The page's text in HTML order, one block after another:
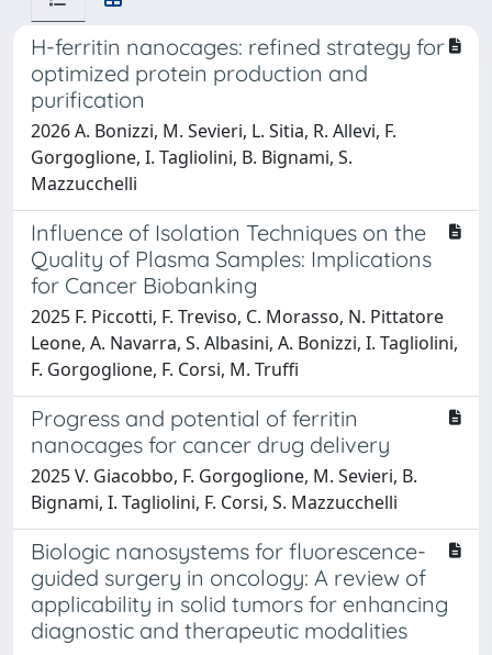
H-ferritin nanocages: refined strategy for
optimized protein production and
purification
2026 A. Bonizzi, M. Sevieri, L. Sitia, R. Allevi, F.
Gorgoglione, I. Tagliolini, B. Bignami, S.
Mazzucchelli
Influence of Isolation Techniques on the
Quality of Plasma Samples: Implications
for Cancer Biobanking
2025 F. Piccotti, F. Treviso, C. Morasso, N. Pittatore
Leone, A. Navarra, S. Albasini, A. Bonizzi, I. Tagliolini,
F. Gorgoglione, F. Corsi, M. Truffi
Progress and potential of ferritin
nanocages for cancer drug delivery
2025 V. Giacobbo, F. Gorgoglione, M. Sevieri, B.
Bignami, I. Tagliolini, F. Corsi, S. Mazzucchelli
Biologic nanosystems for fluorescence-
guided surgery in oncology: A review of
applicability in solid tumors for enhancing
diagnostic and therapeutic modalities